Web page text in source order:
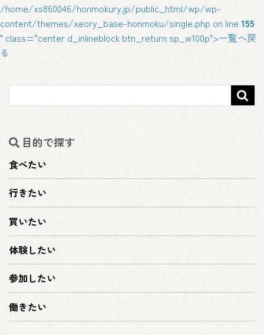
/home/xs860046/honmokury.jp/public_html/wp/wp-
content/themes/xeory_base-honmoku/single.php on line 155
" class="center d_inlineblock btn_return sp_w100p">一覧へ戻
る

目的で探す
食べたい
行きたい
買いたい
体験したい
参加したい
働きたい